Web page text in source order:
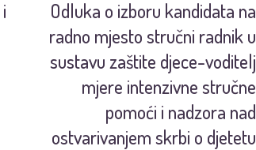
Odluka o izboru kandidata na
radno mjesto stručni radnik u
sustavu zaštite djece-voditelj
mjere intenzivne stručne
pomoći i nadzora nad
ostvarivanjem skrbi o djetetu